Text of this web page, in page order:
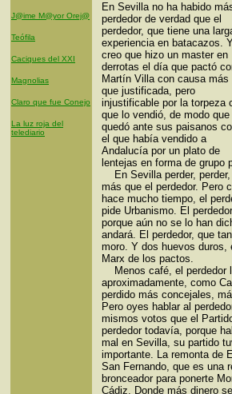
J@ime M@yor Orej@
Teófila
Caciques del XXI
Magnolias
Claro que fue Conejo
La luz roja del
telediario
En Sevilla no ha habido
perdedor de verdad que el
perdedor, que tiene una
experiencia en batacazos.
creo que hizo un master en
derrotas el día que pactó
Martín Villa con causa más
que justificada, pero
injustificable por la torpeza
que lo vendió, de modo que
quedó ante sus paisanos
el que había vendido a
Andalucía por un plato de
lentejas en forma de grupo
En Sevilla perder, perder,
más que el perdedor. Pero
hace mucho tiempo, el
pide Urbanismo. El
porque aún no se lo han
andará. El perdedor, que
moro. Y dos huevos duros,
Marx de los pactos.
Menos café, el perdedor
aproximadamente, como
perdido más concejales,
Pero oyes hablar al
mismos votos que el
perdedor todavía, porque
mal en Sevilla, su partido
importante. La remonta de
San Fernando, que es una
bronceador para ponerte
Cádiz. Donde más dinero